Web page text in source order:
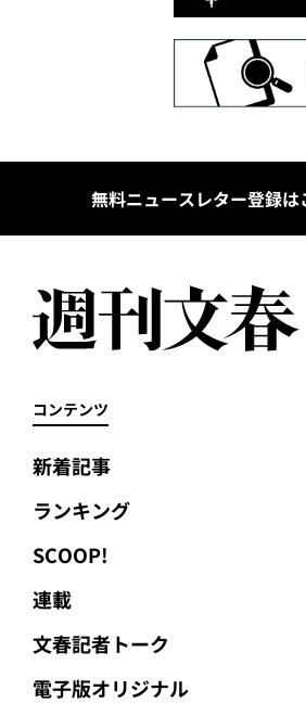
無料ニュースレター登録は
コンテンツ
新着記事
ランキング
SCOOP!
連載
文春記者トーク
電子版オリジナル